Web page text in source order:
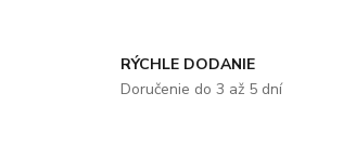
RÝCHLE DODANIE
Doručenie do 3 až 5 dní